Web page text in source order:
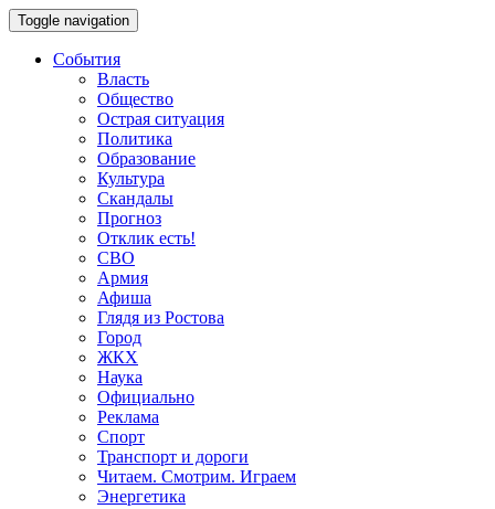
Toggle navigation
События
Власть
Общество
Острая ситуация
Политика
Образование
Культура
Скандалы
Прогноз
Отклик есть!
СВО
Армия
Афиша
Глядя из Ростова
Город
ЖКХ
Наука
Официально
Реклама
Спорт
Транспорт и дороги
Читаем. Смотрим. Играем
Энергетика